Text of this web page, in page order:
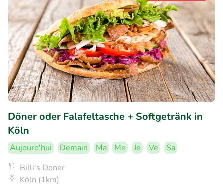
Döner oder Falafeltasche + Softgetränk in
Köln
Aujourd'hui Demain Ma Me Je Ve
Sa
Billi's Döner
Köln (1km)